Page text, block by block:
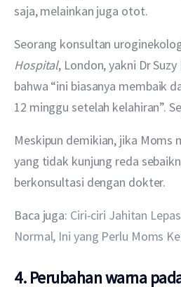
saja, melainkan juga otot.
Seorang konsultan
Hospital, London, yakni Dr
bahwa “ini biasanya membaik
12 minggu setelah kelahiran”.
Meskipun demikian, jika Moms
yang tidak kunjung reda
berkonsultasi dengan dokter.
Baca juga: Ciri-ciri Jahitan
Normal, Ini yang Perlu Moms
4. Perubahan warna